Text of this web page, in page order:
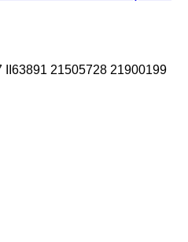
II63891 21505728 21900199